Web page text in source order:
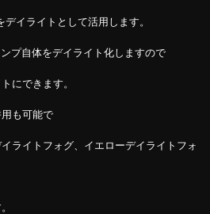
イライトとして活用します。
プ自体をデイライト化しますので
にできます。
も可能で
ライトフォグ、イエローデイライトフォ